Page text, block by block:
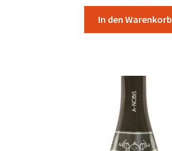
In den Warenkorb